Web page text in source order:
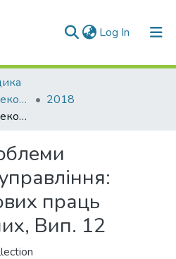
Log In (current)
Актуальні проблеми економіки та управління
2018
Актуальні проблеми економіки та управління: збірник наукових праць молодих вчених, Вип. 12
праць
Вип. 12